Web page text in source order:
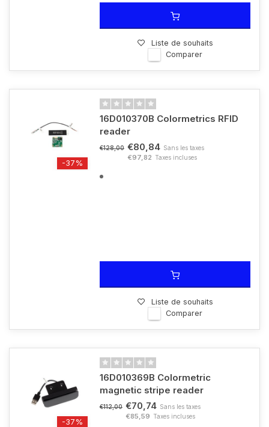
Liste de souhaits
Comparer
-37%
16D010370B Colormetrics RFID
reader
€128,00 €80,84 Sans les taxes
€97,82 Taxes incluses
Liste de souhaits
Comparer
-37%
16D010369B Colormetric
magnetic stripe reader
€112,00 €70,74 Sans les taxes
€85,59 Taxes incluses